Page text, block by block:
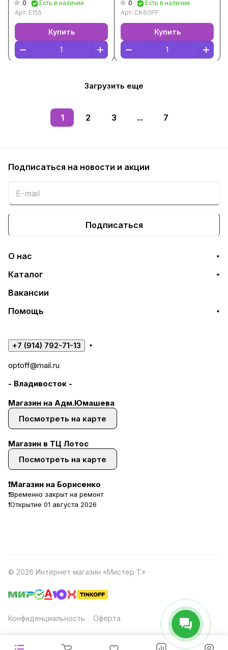
0
Есть в наличии
Арт. E155
Купить
Щ0000039638]
0
Есть в наличии
Арт. CK60PF
Купить
Загрузить еще
1 2 3 ... 7
Подписаться на новости и акции
Подписаться
О нас
Каталог
Вакансии
Помощь
+7 (914) 792-71-13
optoff@mail.ru
- Владивосток -
Магазин на Адм.Юмашева
Посмотреть на карте
Магазин в ТЦ Лотос
Посмотреть на карте
❗Магазин на Борисенко
❗Временно закрыт на ремонт
❗Открытие 01 августа 2026
© 2026 Интернет магазин «Мистер Т»
Конфиденциальность Оферта